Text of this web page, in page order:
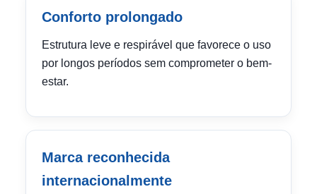
Conforto prolongado
Estrutura leve e respirável que favorece o uso
por longos períodos sem comprometer o bem-
estar.
Marca reconhecida
internacionalmente